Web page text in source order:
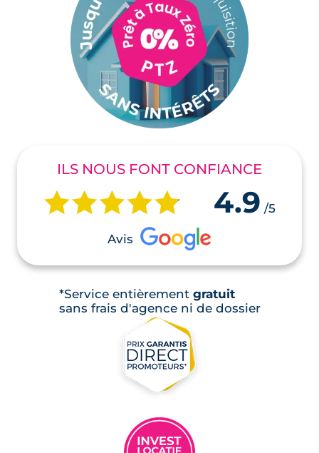
ILS NOUS FONT CONFIANCE
4.9 /5
Avis
*Service entièrement gratuit
sans frais d'agence ni de dossier